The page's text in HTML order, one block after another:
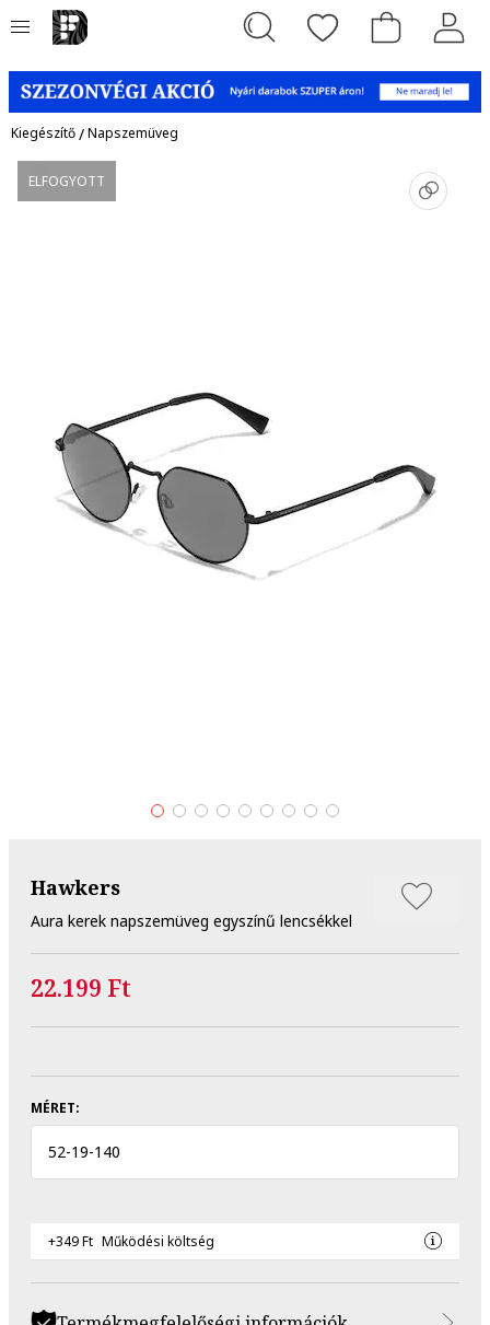
Kiegészítő/Napszemüveg
ELFOGYOTT
Hawkers
Aura kerek napszemüveg egyszínű lencsékkel
22.199 Ft
MÉRET:
52-19-140
+349 Ft Működési költség